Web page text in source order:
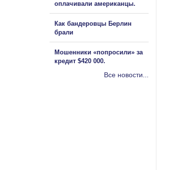
оплачивали американцы.
Как бандеровцы Берлин
брали
Мошенники «попросили» за
кредит $420 000.
Все новости...